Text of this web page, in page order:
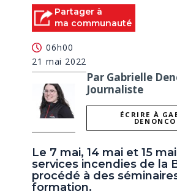
Partager à
ma communauté
06h00
21 mai 2022
Par Gabrielle
Journaliste
ÉCRIRE À
Le 7 mai, 14 mai et 15
services incendies de la
procédé à des
formation.